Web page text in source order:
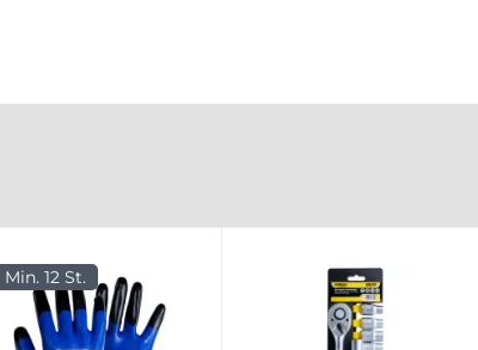
для захисту металевих конструкцій, днищ
дотику металевих та цегляних елементів у
Min. 12 St.